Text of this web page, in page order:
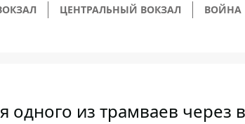
ЦЕНТРАЛЬНЫЙ ВОКЗАЛ ВОЙНА
из трамваев через